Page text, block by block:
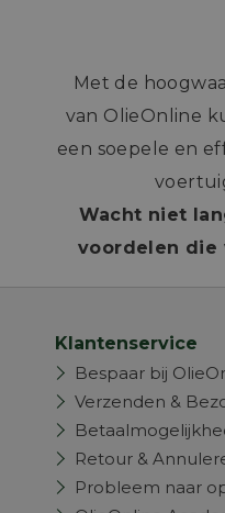
Met de
van OlieOnline
een soepele en
Wacht niet
voordelen die
Klantenservice
Bespaar bij
Verzenden &
Retour &
Probleem naar